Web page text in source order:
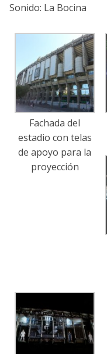
Sonido: La Bocina
Fachada del
estadio con telas
de apoyo para la
proyección